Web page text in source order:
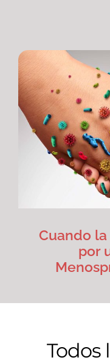
Cuando
por
Cuando
por
Todos